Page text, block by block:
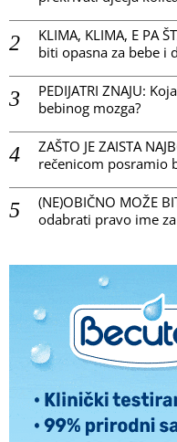
KLIMA, KLIMA, E PA
biti opasna za bebe i
PEDIJATRI ZNAJU:
bebinog mozga?
ZAŠTO JE ZAISTA
rečenicom posramio
(NE)OBIČNO MOŽE
odabrati pravo ime